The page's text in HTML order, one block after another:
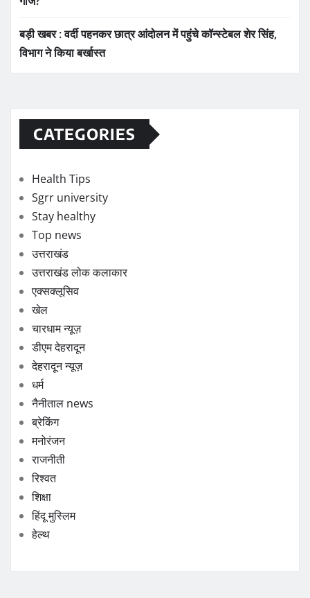
बड़ी खबर : वर्दी पहनकर छात्र आंदोलन में पहुंचे कॉन्स्टेबल शेर सिंह,
विभाग ने किया बर्खास्त
CATEGORIES
Health Tips
Sgrr university
Stay healthy
Top news
उत्तराखंड
उत्तराखंड लोक कलाकार
एक्सक्लूसिव
खेल
चारधाम न्यूज़
डीएम देहरादून
देहरादून न्यूज़
धर्म
नैनीताल news
ब्रेकिंग
मनोरंजन
राजनीती
रिश्वत
शिक्षा
हिंदू मुस्लिम
हेल्थ